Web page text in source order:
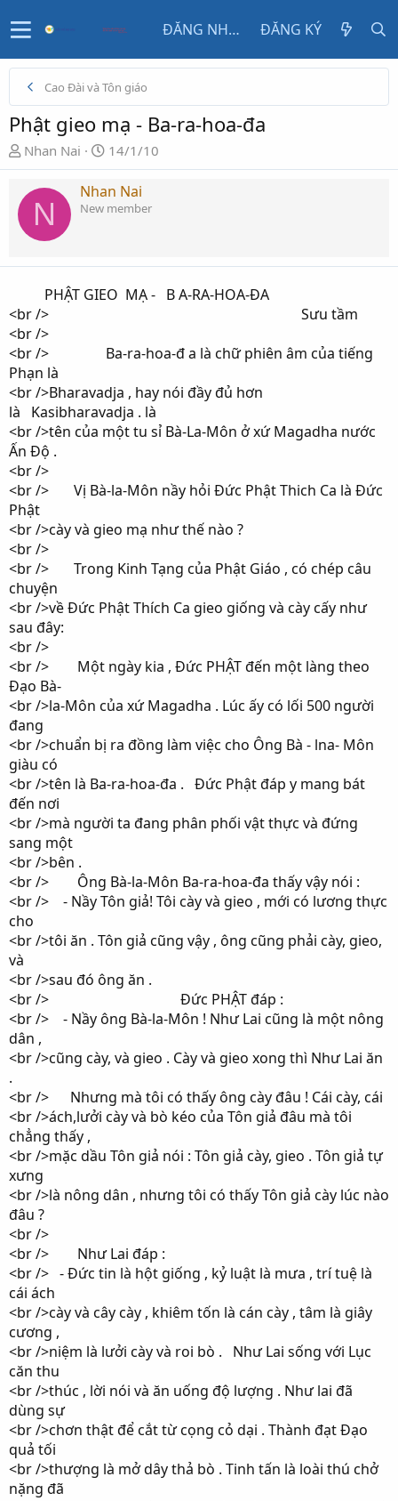
ĐĂNG NHẬP ĐĂNG KÝ
Cao Đài và Tôn giáo
Phật gieo mạ - Ba-ra-hoa-đa
N
g
ư
h
t
ạ
o
Nhan Nai
N
g
à
y
i
14/1/10
N
Nhan Nai
New member
PHẬT GIEO MẠ - B A-RA-HOA-ĐA
<br /> Sưu tầm
<br />
<br /> Ba-ra-hoa-đ a là chữ phiên âm của tiếng
Phạn là
<br />Bharavadja , hay nói đầy đủ hơn
là Kasibharavadja . là
<br />tên của một tu sỉ Bà-La-Môn ở xứ Magadha nước
Ấn Độ .
<br />
<br /> Vị Bà-la-Môn nầy hỏi Đức Phật Thich Ca là Đức
Phật
<br />cày và gieo mạ như thế nào ?
<br />
<br /> Trong Kinh Tạng của Phật Giáo , có chép câu
chuyện
<br />về Đức Phật Thích Ca gieo giống và cày cấy như
sau đây:
<br />
<br /> Một ngày kia , Đức PHẬT đến một làng theo
Đạo Bà-
<br />la-Môn của xứ Magadha . Lúc ấy có lối 500 người
đang
<br />chuẩn bị ra đồng làm việc cho Ông Bà - lna- Môn
giàu có
<br />tên là Ba-ra-hoa-đa . Đức Phật đáp y mang bát
đến nơi
<br />mà người ta đang phân phối vật thực và đứng
sang một
<br />bên .
<br /> Ông Bà-la-Môn Ba-ra-hoa-đa thấy vậy nói :
<br /> - Nầy Tôn giả! Tôi cày và gieo , mới có lương thực
cho
<br />tôi ăn . Tôn giả cũng vậy , ông cũng phải cày, gieo,
và
<br />sau đó ông ăn .
<br /> Đức PHẬT đáp :
<br /> - Nầy ông Bà-la-Môn ! Như Lai cũng là một nông
dân ,
<br />cũng cày, và gieo . Cày và gieo xong thì Như Lai ăn
.
<br /> Nhưng mà tôi có thấy ông cày đâu ! Cái cày, cái
<br />ách,lưởi cày và bò kéo của Tôn giả đâu mà tôi
chẳng thấy ,
<br />mặc dầu Tôn giả nói : Tôn giả cày, gieo . Tôn giả tự
xưng
<br />là nông dân , nhưng tôi có thấy Tôn giả cày lúc nào
đâu ?
<br />
<br /> Như Lai đáp :
<br /> - Đức tin là hột giống , kỷ luật là mưa , trí tuệ là
cái ách
<br />cày và cây cày , khiêm tốn là cán cày , tâm là giây
cương ,
<br />niệm là lưởi cày và roi bò . Như Lai sống với Lục
căn thu
<br />thúc , lời nói và ăn uống độ lượng . Như lai đã
dùng sự
<br />chơn thật để cắt từ cọng cỏ dại . Thành đạt Đạo
quả tối
<br />thượng là mở dây thả bò . Tinh tấn là loài thú chở
nặng đã